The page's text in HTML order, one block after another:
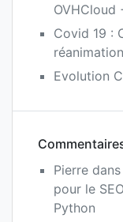
OVHCloud
Covid 19 :
Evolution
Pierre dans
pour le
Python